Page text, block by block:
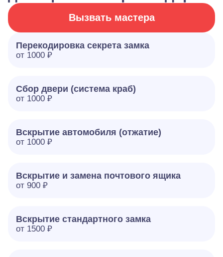
Вызвать мастера
Перекодировка секрета замка
от 1000 ₽
Сбор двери (система краб)
от 1000 ₽
Вскрытие автомобиля (отжатие)
от 1000 ₽
Вскрытие и замена почтового ящика
от 900 ₽
Вскрытие стандартного замка
от 1500 ₽